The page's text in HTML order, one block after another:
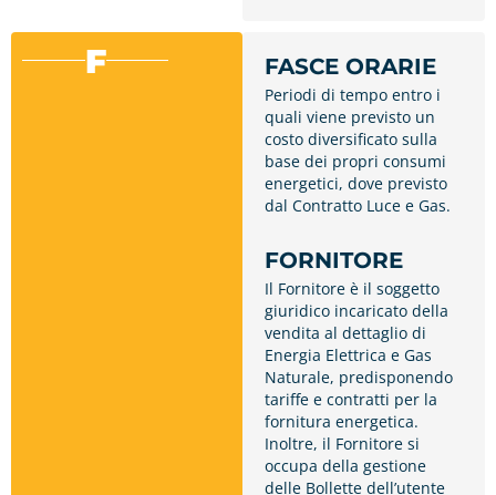
F FASCE ORARIE
Periodi di tempo entro i
quali viene previsto un
costo diversificato sulla
base dei propri consumi
energetici, dove previsto
dal Contratto Luce e Gas.
FORNITORE
Il Fornitore è il soggetto
giuridico incaricato della
vendita al dettaglio di
Energia Elettrica e Gas
Naturale, predisponendo
tariffe e contratti per la
fornitura energetica.
Inoltre, il Fornitore si
occupa della gestione
delle Bollette dell’utente